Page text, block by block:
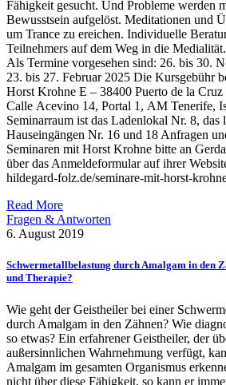
Fähigkeit gesucht. Und Probleme werden
Bewusstsein aufgelöst. Meditationen und
um Trance zu ereichen. Individuelle
Teilnehmers auf dem Weg in die Medialität.
Als Termine vorgesehen sind: 26. bis 30.
23. bis 27. Februar 2025 Die Kursgebühr
Horst Krohne E – 38400 Puerto de la Cruz
Calle Acevino 14, Portal 1, AM Tenerife,
Seminarraum ist das Ladenlokal Nr. 8, das
Hauseingängen Nr. 16 und 18 Anfragen
Seminaren mit Horst Krohne bitte an
über das Anmeldeformular auf ihrer
hildegard-folz.de/seminare-mit-horst-
Read More
Fragen & Antworten
6. August 2019
Schwermetallbelastung durch Amalgam in den
und Therapie?
Wie geht der Geistheiler bei einer
durch Amalgam in den Zähnen? Wie
so etwas? Ein erfahrener Geistheiler, der
außersinnlichen Wahrnehmung verfügt,
Amalgam im gesamten Organismus
nicht über diese Fähigkeit, so kann er